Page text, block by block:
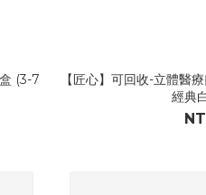
(3-7
【匠心】可回收-立體醫
經典